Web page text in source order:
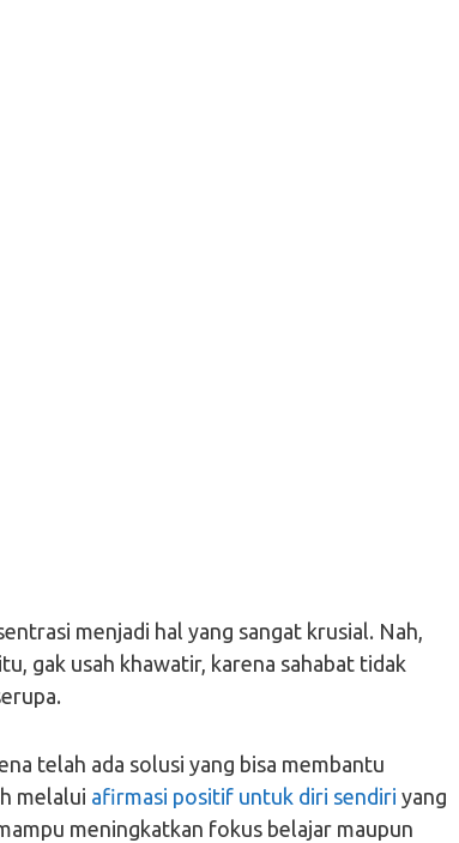
menjadi hal yang sangat krusial. Nah,
gak usah khawatir, karena sahabat tidak
telah ada solusi yang bisa membantu
melalui afirmasi positif untuk diri sendiri yang
meningkatkan fokus belajar maupun